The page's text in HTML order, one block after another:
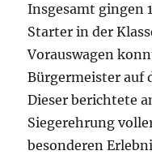
Insgesamt gingen
Starter in der
Vorauswagen
Bürgermeister auf
Dieser berichtete
Siegerehrung
besonderen